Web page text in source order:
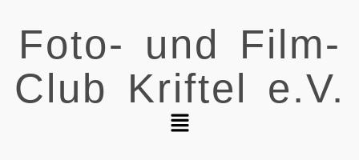
Foto- und Film-
Club Kriftel e.V.